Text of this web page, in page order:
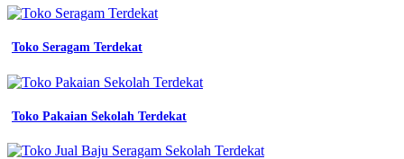
seragam
lapangan
costum
logo
modern
indonesia
baju
Toko Seragam Terdekat
Toko Pakaian Sekolah Terdekat